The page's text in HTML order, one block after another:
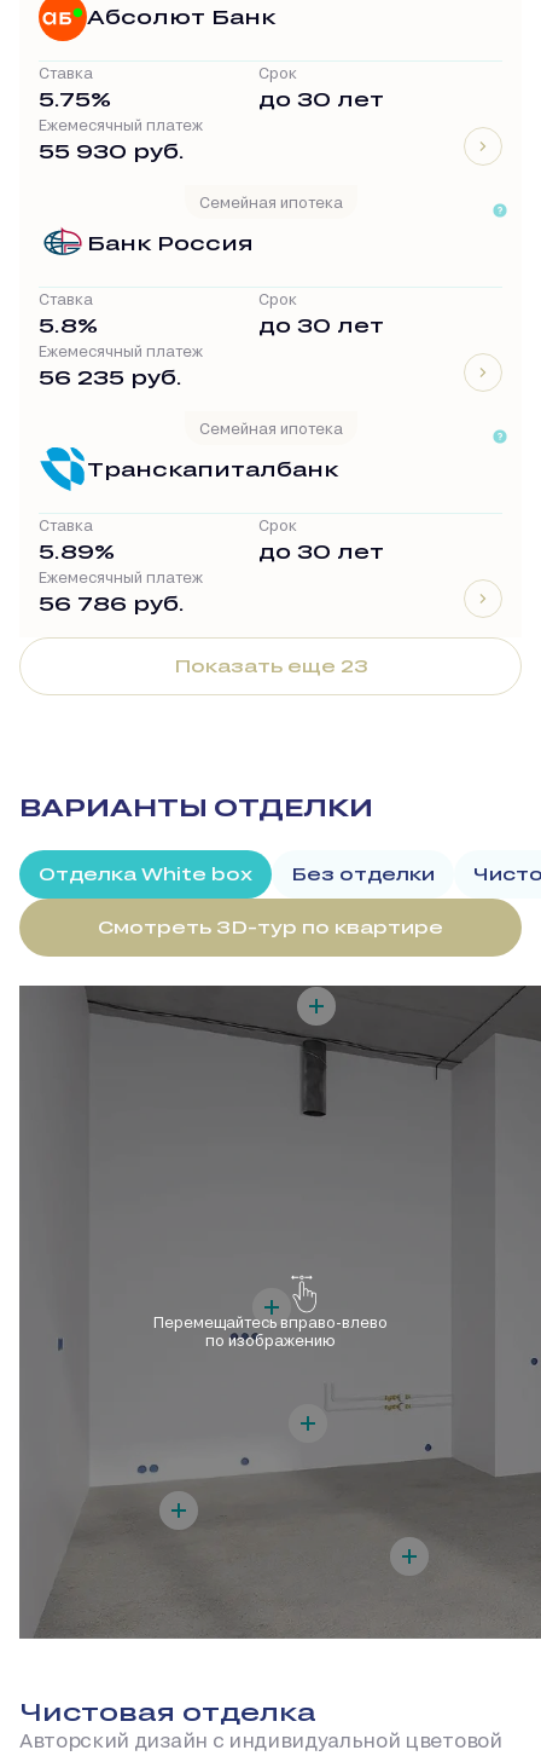
Абсолют Банк
Ставка
5.75%
Срок
до 30 лет
Ежемесячный платеж
55 930 руб.
Семейная ипотека
Банк Россия
Ставка
5.8%
Срок
до 30 лет
Ежемесячный платеж
56 235 руб.
Семейная ипотека
Транскапиталбанк
Ставка
5.89%
Срок
до 30 лет
Ежемесячный платеж
56 786 руб.
Показать еще 23
ВАРИАНТЫ ОТДЕЛКИ
Отделка White box Без отделки
Смотреть 3D-тур по квартире
Перемещайтесь вправо-влево
по изображению
Чистовая отделка
Авторский дизайн с индивидуальной цветовой